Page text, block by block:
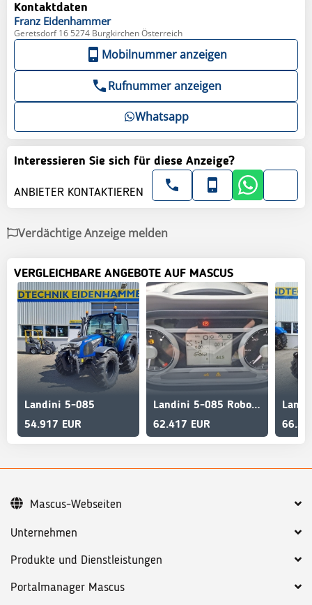
Kontaktdaten
Franz Eidenhammer
Geretsdorf 16 5274 Burgkirchen Österreich
Mobilnummer anzeigen
Rufnummer anzeigen
Whatsapp
Interessieren Sie sich für diese Anzeige?
ANBIETER KONTAKTIEREN
Verdächtige Anzeige melden
VERGLEICHBARE ANGEBOTE AUF MASCUS
Landini 5-085
54.917 EUR
Landini 5-085 Roboshift
62.417 EUR
Unternehmen
Produkte und Dienstleistungen
Portalmanager Mascus
Mascus-Webseiten